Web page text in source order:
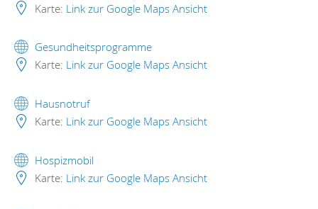
Karte: Link zur Google Maps Ansicht
Gesundheitsprogramme
Karte: Link zur Google Maps Ansicht
Hausnotruf
Karte: Link zur Google Maps Ansicht
Hospizmobil
Karte: Link zur Google Maps Ansicht